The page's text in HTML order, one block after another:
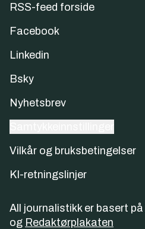
RSS-feed forside
Facebook
Linkedin
Bsky
Nyhetsbrev
Vilkår og bruksbetingelser
KI-retningslinjer
All journalistikk er basert på
og Redaktørplakaten